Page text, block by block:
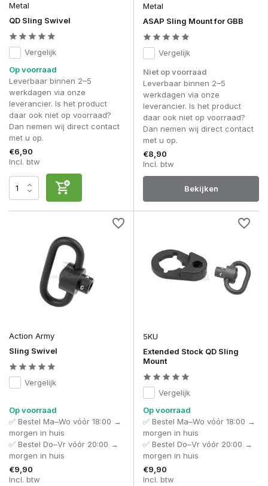
Zijn sling mounts universeel?
Alleen wanneer railtype en bevestiging overeenkomen met je
replica.
Heb ik één of twee mounts nodig?
bevestiging, two-point twee.
Kan een sling mount loskomen tijdens gebruik?
Niet wanneer deze correct gemonteerd is en van goede
kwaliteit is.
Met de juiste sling mounts & swivelszorg je voor een
stabiele, veilige en flexibele draagoplossing voor je airsoft
replica.
Metal
QD Sling Swivel
Vergelijk
Op voorraad
Leverbaar binnen 2–5
werkdagen via onze
leverancier. Is het product
daar ook niet op voorraad?
Dan nemen wij direct contact
met u op.
€6,90
Incl. btw
Metal
ASAP Sling Mount for GBB
Vergelijk
Niet op voorraad
Leverbaar binnen 2–5
werkdagen via onze
leverancier. Is het product
daar ook niet op voorraad?
Dan nemen wij direct contact
met u op.
€8,90
Incl. btw
Bekijken
Action Army
Sling Swivel
Vergelijk
Op voorraad
✅ Bestel Ma–Wo vóór 18:00 →
morgen in huis
✅ Bestel Do–Vr vóór 20:00 →
morgen in huis
€9,90
Incl. btw
5KU
Extended Stock QD Sling
Mount
Vergelijk
Op voorraad
✅ Bestel Ma–Wo vóór 18:00 →
morgen in huis
✅ Bestel Do–Vr vóór 20:00 →
morgen in huis
€9,90
Incl. btw